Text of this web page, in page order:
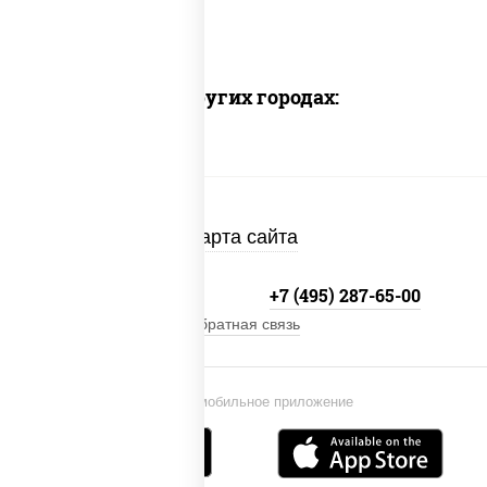
Доставка в других городах:
Карта сайта
Установи мобильное приложение
+7 (495) 287-65-00
Обратная связь